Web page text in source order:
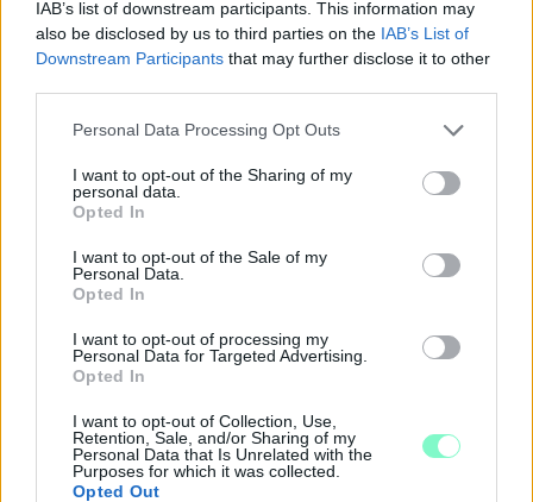
IAB’s list of downstream participants. This information may
also be disclosed by us to third parties on the IAB’s List of
Downstream Participants that may further disclose it to other
Please note that this website/app uses one or more Google
not limited to your visit or usage behaviour. You may click to
grant or deny consent to Google and its third-party tags to
use your data for below specified purposes in below Google
consent section.
Personal Data Processing Opt Outs
I want to opt-out of the Sharing of my
personal data.
Opted In
I want to opt-out of the Sale of my
Personal Data.
Opted In
I want to opt-out of processing my
Personal Data for Targeted Advertising.
Opted In
I want to opt-out of Collection, Use,
Retention, Sale, and/or Sharing of my
Personal Data that Is Unrelated with the
Purposes for which it was collected.
Opted Out
A BAROKK ÖSSZES ÁRNYALATA ÉS MÉG EGY SOR
GYŐRBEN
Középpontban a hagyományőrzés, de lesz Pogány Induló és
Majka koncert, jóga szeánsz, “borhajózás” és egy csomó minden